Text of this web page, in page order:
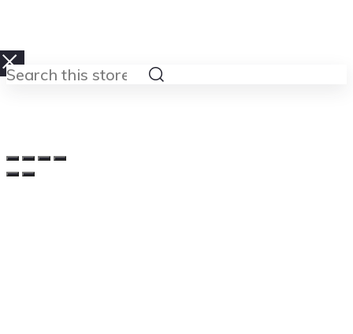
Search